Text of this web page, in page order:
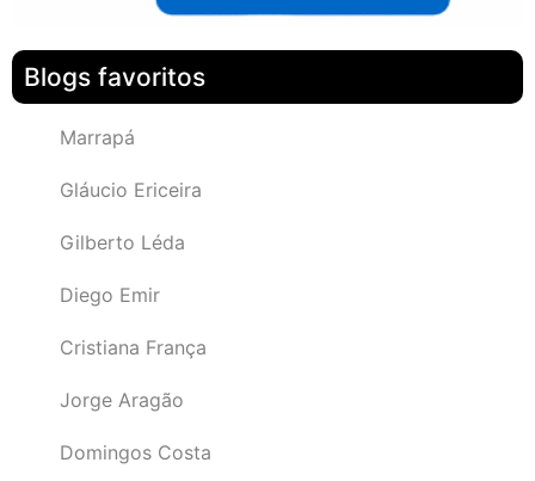
Blogs favoritos
Marrapá
Gláucio Ericeira
Gilberto Léda
Diego Emir
Cristiana França
Jorge Aragão
Domingos Costa